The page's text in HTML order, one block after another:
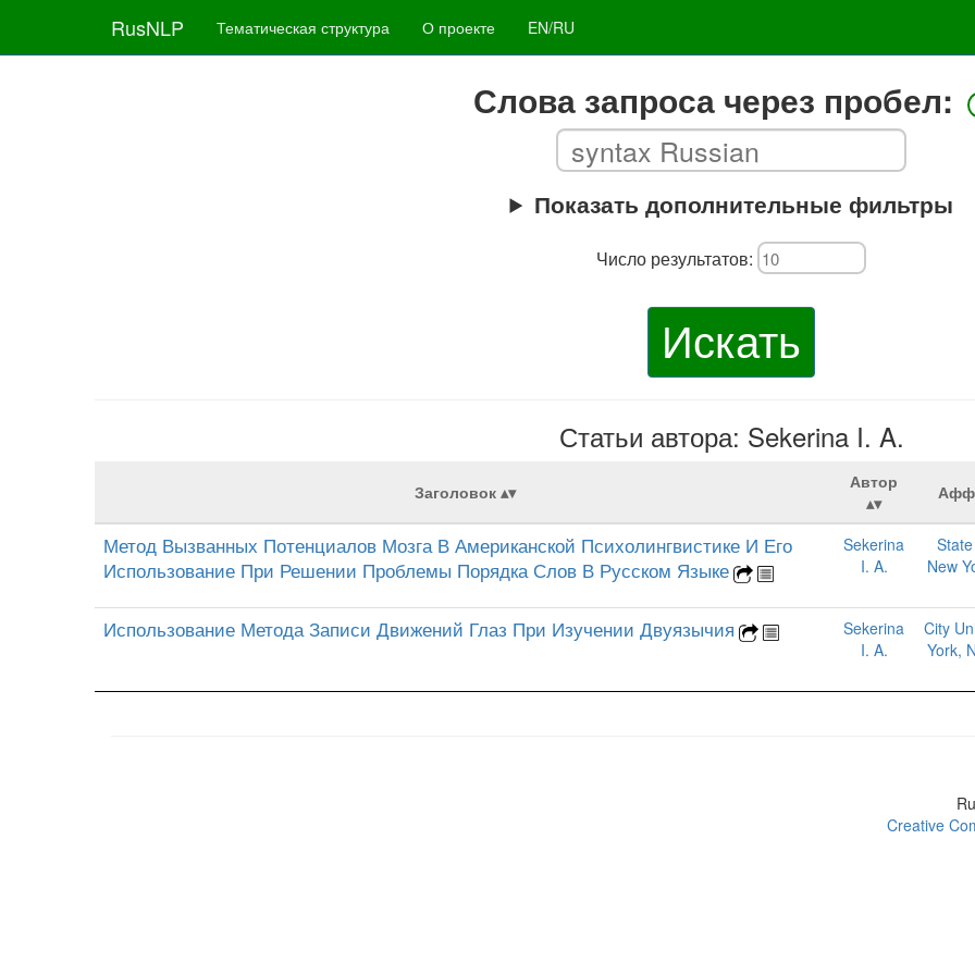
RusNLP Тематическая структура О проекте EN/RU
Слова запроса через пробел:
Показать дополнительные фильтры
Число результатов:
Искать
Статьи автора: Sekerina I. A.
Заголовок Автор
Метод Вызванных Потенциалов Мозга В Американской Психолингвистике И Его
Использование При Решении Проблемы Порядка Слов В Русском Языке
Sekerina
I. A.
New
Использование Метода Записи Движений Глаз При Изучении Двуязычия
Sekerina
I. A.
City
York,
Creative